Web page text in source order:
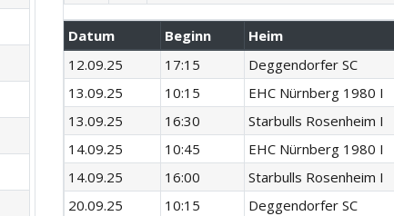
Datum Beginn Heim
12.09.25
17:15 Deggendorfer SC
13.09.25
10:15 EHC Nürnberg 1980 I
13.09.25
16:30 Starbulls Rosenheim I
14.09.25
10:45 EHC Nürnberg 1980 I
14.09.25
16:00 Starbulls Rosenheim I
20.09.25
10:15 Deggendorfer SC